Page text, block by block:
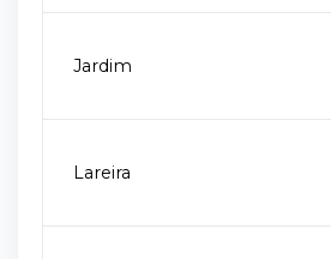
Jardim
Lareira